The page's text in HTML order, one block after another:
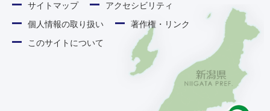
サイトマップ
アクセシビリティ
個人情報の取り扱い
著作権・リンク
このサイトについて